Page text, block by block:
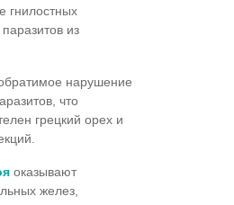
гнилостных
из
нарушение
что
грецкий орех и
оказывают
желез,